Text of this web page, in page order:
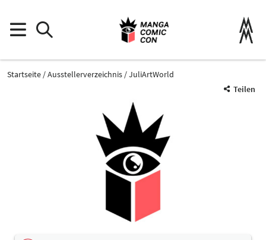
Startseite Ausstellerverzeichnis
JuliArtWorld
Teilen